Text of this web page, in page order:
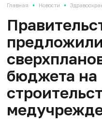
Главная • Новости •
бюджета на